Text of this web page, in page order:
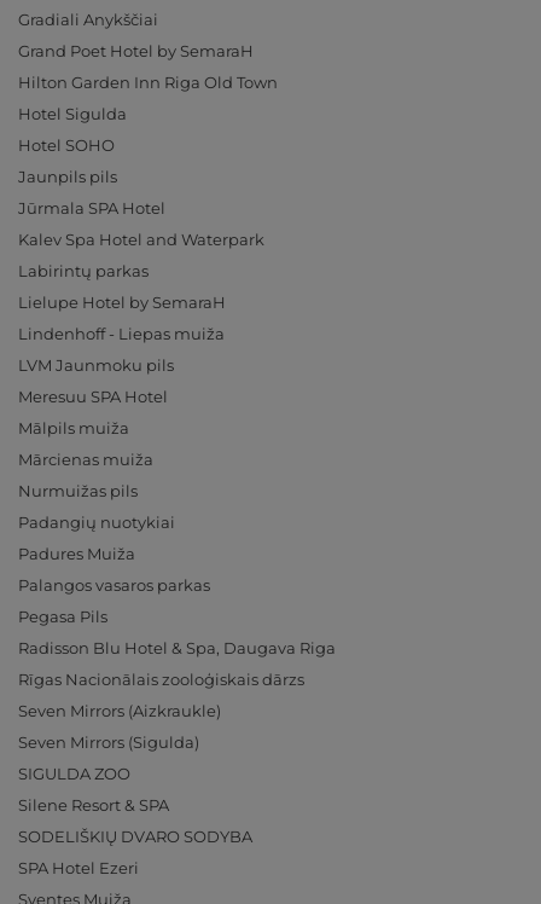
Gradiali Anykščiai
Grand Poet Hotel by SemaraH
Hilton Garden Inn Riga Old Town
Hotel Sigulda
Hotel SOHO
Jaunpils pils
Jūrmala SPA Hotel
Kalev Spa Hotel and Waterpark
Labirintų parkas
Lielupe Hotel by SemaraH
Lindenhoff - Liepas muiža
LVM Jaunmoku pils
Meresuu SPA Hotel
Mālpils muiža
Mārcienas muiža
Nurmuižas pils
Padangių nuotykiai
Padures Muiža
Palangos vasaros parkas
Pegasa Pils
Radisson Blu Hotel & Spa, Daugava Riga
Rīgas Nacionālais zooloģiskais dārzs
Seven Mirrors (Aizkraukle)
Seven Mirrors (Sigulda)
SIGULDA ZOO
Silene Resort & SPA
SODELIŠKIŲ DVARO SODYBA
SPA Hotel Ezeri
Sventes Muiža